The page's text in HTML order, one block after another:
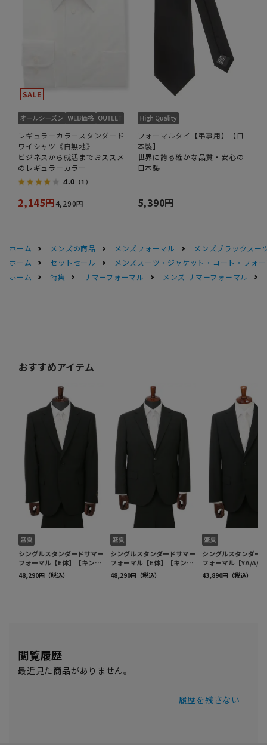
レギュラーカラースタンダード
ワイシャツ《白無地》
ビジネスから就活までおススメ
のレギュラーカラー
4.0 （1）
2,145円4,290円
フォーマルタイ【弔事用】【日
本製】
世界に誇る確かな品質・安心の
日本製
5,390円
ホーム メンズの商品 メンズフォーマル
メンズブラックスー
ホーム
セットセール
メンズスーツ・ジャケット・コート・フォ
ホーム
特集 サマーフォーマル メンズ サマーフォーマル
閲覧履歴
最近見た商品がありません。
履歴を残さない